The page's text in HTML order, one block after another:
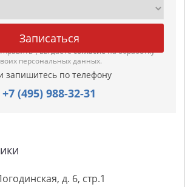
вы даетесогласиена обработку
персональных данных.
запишитесь по телефону
+7 (495) 988-32-31
д. 6, стр.1